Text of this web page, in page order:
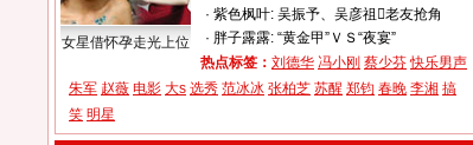
女星借怀孕走光上位
· 紫色枫叶: 吴振予、吴彦祖老友抢角
· 胖子露露: “黄金甲”ＶＳ“夜宴”
热点标签： 刘德华 冯小刚 蔡少芬 快乐男声
朱军 赵薇 电影 大s 选秀 范冰冰 张柏芝 苏醒 郑钧 春晚 李湘 搞
笑 明星